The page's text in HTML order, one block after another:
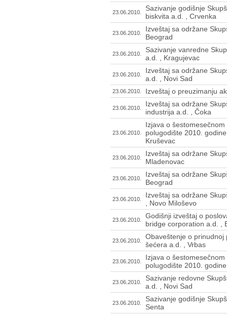
23.06.2010.
Sazivanje godišnje
biskvita a.d. , Crvenka
23.06.2010.
Izveštaj sa održane
Beograd
23.06.2010.
Sazivanje vanredne
a.d. , Kragujevac
23.06.2010.
Izveštaj sa održane
a.d. , Novi Sad
23.06.2010. Izveštaj o preuzimanju
23.06.2010.
Izveštaj sa održane
industrija a.d. , Čoka
23.06.2010.
Izjava o
polugodište 2010.
Kruševac
23.06.2010.
Izveštaj sa održane
Mladenovac
23.06.2010.
Izveštaj sa održane
Beograd
23.06.2010.
Izveštaj sa održane
, Novo Miloševo
23.06.2010.
Godišnji izveštaj o
bridge corporation a.d. ,
23.06.2010.
Obaveštenje o prinudnoj
šećera a.d. , Vrbas
23.06.2010.
Izjava o
polugodište 2010.
23.06.2010.
Sazivanje redovne
a.d. , Novi Sad
23.06.2010.
Sazivanje godišnje
Senta